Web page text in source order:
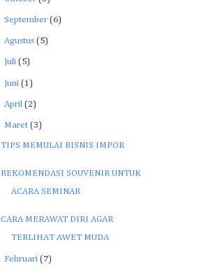
September (6)
Agustus (5)
Juli (5)
Juni (1)
April (2)
Maret (3)
TIPS MEMULAI BISNIS IMPOR
REKOMENDASI SOUVENIR UNTUK
ACARA SEMINAR
CARA MERAWAT DIRI AGAR
TERLIHAT AWET MUDA
Februari (7)